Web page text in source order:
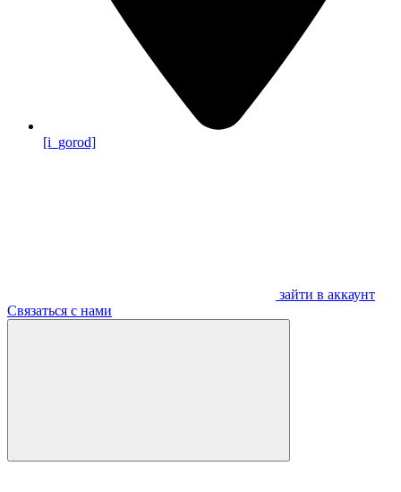
[i_gorod]
зайти в аккаунт
Связаться с нами